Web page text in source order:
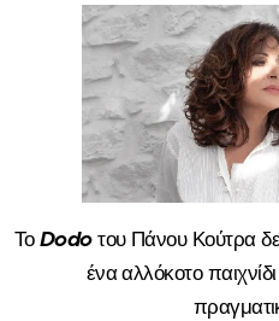
ΤοDodoτου Πάνου Κούτρα δεν
ένα αλλόκοτο